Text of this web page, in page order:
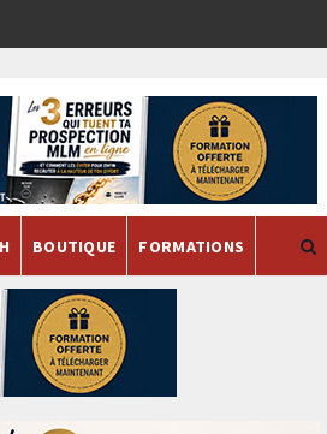
BOUTIQUE FORMATIONS